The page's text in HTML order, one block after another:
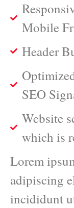
Mobile
Header
SEO
Website
which is
Lorem
adipiscing
incididunt